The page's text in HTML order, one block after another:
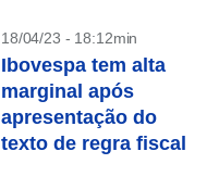
18/04/23 - 18:12min
Ibovespa tem alta
marginal após
apresentação do
texto de regra fiscal